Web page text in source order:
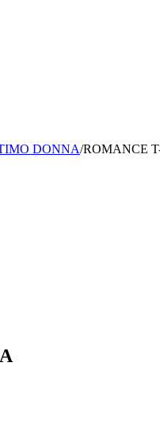
DONNA/ROMANCE